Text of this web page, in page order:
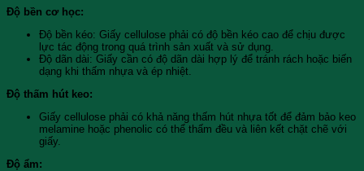
Độ bền cơ học:
Độ bền kéo: Giấy cellulose phải có độ bền kéo cao để chịu được
lực tác động trong quá trình sản xuất và sử dụng.
Độ dãn dài: Giấy cần có độ dãn dài hợp lý để tránh rách hoặc biến
dạng khi thấm nhựa và ép nhiệt.
Độ thấm hút keo:
Giấy cellulose phải có khả năng thấm hút nhựa tốt để đảm bảo keo
melamine hoặc phenolic có thể thấm đều và liên kết chặt chẽ với
giấy.
Độ ẩm: